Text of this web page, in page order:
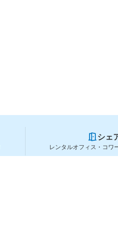
シェ
レンタルオフィス・コワ